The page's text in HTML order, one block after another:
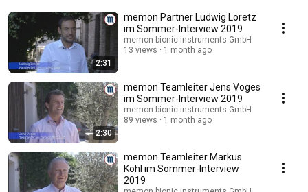
2:31
memon Partner Ludwig Loretz
im Sommer-Interview 2019
memon bionic instruments GmbH
13 views
1 month ago
2:30
memon Teamleiter Jens Voges
im Sommer-Interview 2019
memon bionic instruments GmbH
89 views
1 month ago
memon Teamleiter Markus
Kohl im Sommer-Interview
2019